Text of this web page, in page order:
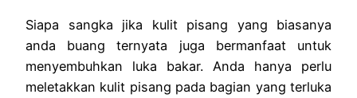
Siapa sangka jika kulit pisang yang biasanya
anda buang ternyata juga bermanfaat untuk
menyembuhkan luka bakar. Anda hanya perlu
meletakkan kulit pisang pada bagian yang terluka